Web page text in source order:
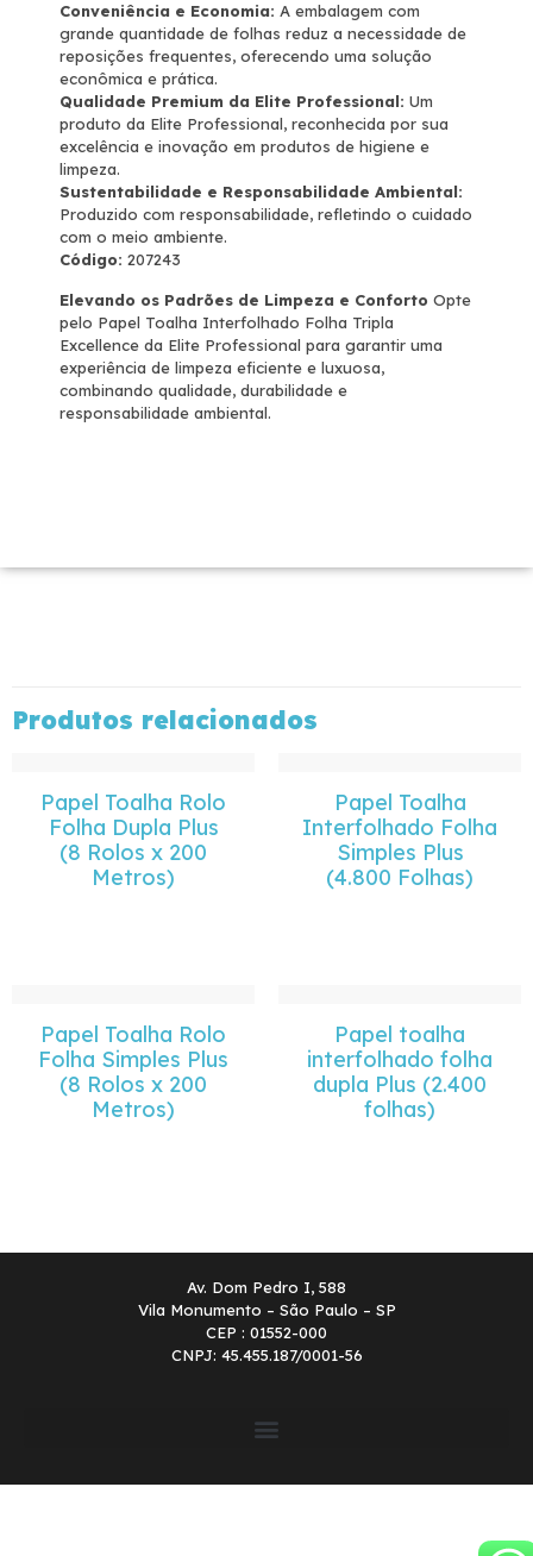
Conveniência e Economia: A embalagem com
grande quantidade de folhas reduz a necessidade de
reposições frequentes, oferecendo uma solução
econômica e prática.
Qualidade Premium da Elite Professional: Um
produto da Elite Professional, reconhecida por sua
excelência e inovação em produtos de higiene e
limpeza.
Sustentabilidade e Responsabilidade Ambiental:
Produzido com responsabilidade, refletindo o cuidado
com o meio ambiente.
Código: 207243
Elevando os Padrões de Limpeza e Conforto Opte
pelo Papel Toalha Interfolhado Folha Tripla
Excellence da Elite Professional para garantir uma
experiência de limpeza eficiente e luxuosa,
combinando qualidade, durabilidade e
responsabilidade ambiental.
Produtos relacionados
Papel Toalha Rolo
Folha Dupla Plus
(8 Rolos x 200
Metros)
Papel Toalha
Interfolhado Folha
Simples Plus
(4.800 Folhas)
Papel Toalha Rolo
Folha Simples Plus
(8 Rolos x 200
Metros)
Papel toalha
interfolhado folha
dupla Plus (2.400
folhas)
Av. Dom Pedro I, 588
Vila Monumento – São Paulo – SP
CEP : 01552-000
CNPJ: 45.455.187/0001-56